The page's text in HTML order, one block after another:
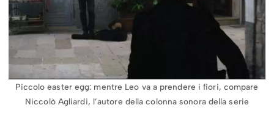
Piccolo easter egg: mentre Leo va a prendere i fiori, compare
Niccolò Agliardi, l’autore della colonna sonora della serie